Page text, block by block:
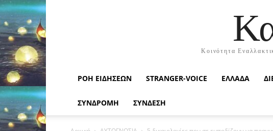
Κοινότητα
ΡΟΉ ΕΙΔΉΣΕΩΝ STRANGER-VOICE ΕΛΛΑΔΑ
ΣΥΝΔΡΟΜΗ ΣΥΝΔΕΣΗ